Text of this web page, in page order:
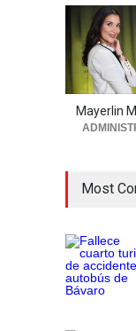
Mayerlin
Most